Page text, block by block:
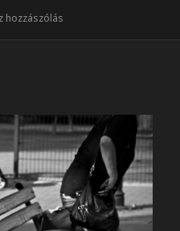
hozzászólás